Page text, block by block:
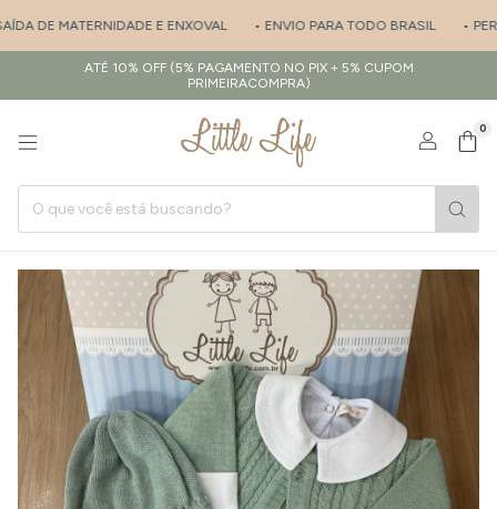
DE MATERNIDADE E ENXOVAL • ENVIO PARA TODO BRASIL •
ATÉ 10% OFF (5% PAGAMENTO NO PIX + 5% CUPOM
PRIMEIRACOMPRA)
0